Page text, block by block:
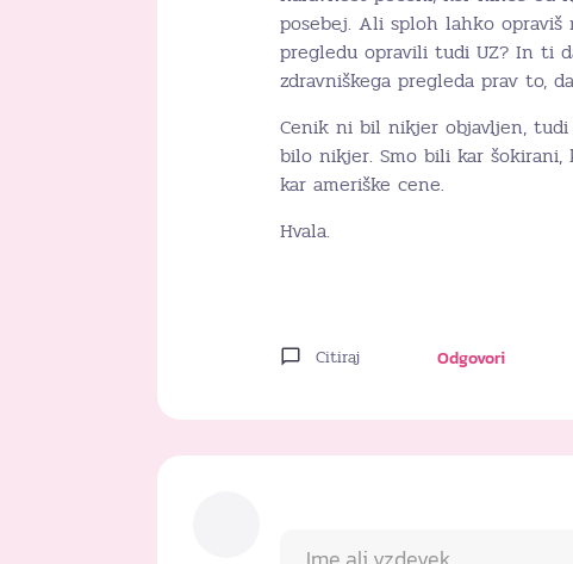
posebej. Ali sploh lahko
pregledu opravili tudi UZ? In ti
zdravniškega pregleda prav to,
Cenik ni bil nikjer objavljen,
bilo nikjer. Smo bili kar
kar ameriške cene.
Hvala.
Citiraj Odgovori